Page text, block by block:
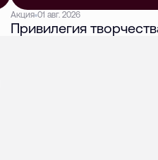
Акция 01 авг. 2026
Привилегия